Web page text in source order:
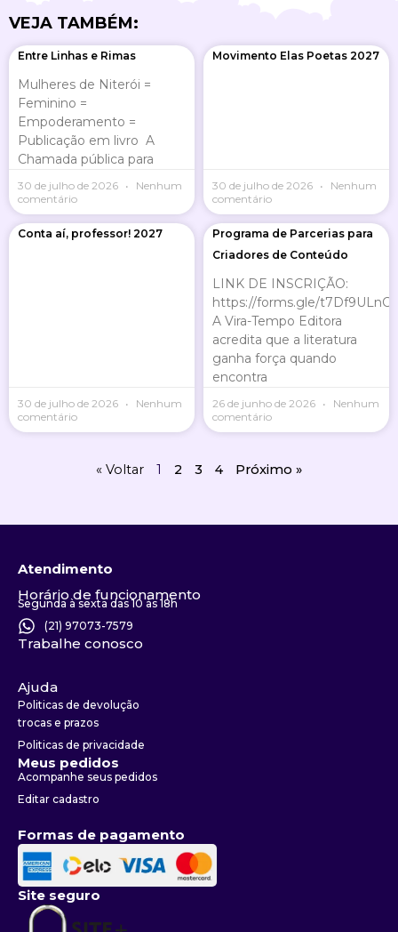
VEJA TAMBÉM:
Entre Linhas e Rimas
Mulheres de Niterói =
Feminino =
Empoderamento =
Publicação em livro A
Chamada pública para
30 de julho de 2026
Nenhum
comentário
Movimento Elas Poetas 2027
30 de julho de 2026
Nenhum
comentário
Conta aí, professor! 2027
30 de julho de 2026
Nenhum
comentário
Programa de Parcerias para
Criadores de Conteúdo
LINK DE INSCRIÇÃO:
https://forms.gle/
A Vira-Tempo Editora
acredita que a literatura
ganha força quando
encontra
26 de junho de 2026
Nenhum
comentário
« Voltar
Page
1
Page
2
Page
3
Page
4 Próximo »
Atendimento
Horário de funcionamento
Segunda à sexta das 10 às 18h
(21) 97073-7579
Trabalhe conosco
Ajuda
Politicas de devolução
trocas e prazos
Politicas de privacidade
Meus pedidos
Acompanhe seus pedidos
Editar cadastro
Formas de pagamento
Site seguro